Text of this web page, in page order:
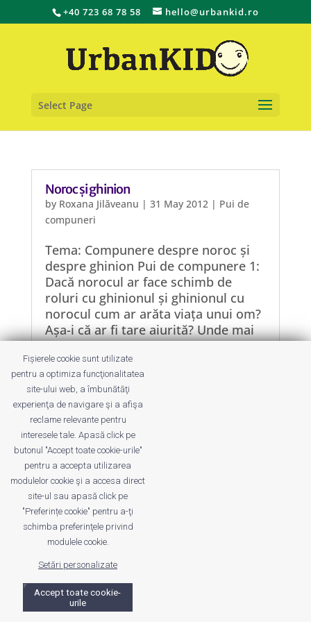
+40 723 68 78 58 hello@urbankid.ro
Select Page
Noroc și ghinion
by Roxana Jilăveanu | 31 May 2012| Pui de
compuneri
Tema: Compunere despre noroc și
despre ghinion Pui de compunere 1:
Dacă norocul ar face schimb de
roluri cu ghinionul și ghinionul cu
norocul cum ar arăta viața unui om?
Așa-i că ar fi tare aiurită? Unde mai
pui că odată cu schimbarea de roluri
ghinionul nu mai știe...
Despre noi Publicitate
Privacy
© UrbanKID. Proiect dezvoltat de Dana și
Dragomirescu. Temă WordPress:
Fișierele cookie sunt utilizate
pentru a optimiza funcţionalitatea
site-ului web, a îmbunătăţi
experienţa de navigare şi a afişa
reclame relevante pentru
interesele tale. Apasă click pe
butonul "Accept toate cookie-urile"
pentru a accepta utilizarea
modulelor cookie şi a accesa direct
site-ul sau apasă click pe
"Preferințe cookie" pentru a-ţi
schimba preferinţele privind
modulele cookie.
Setări personalizate
Accept toate cookie-
urile